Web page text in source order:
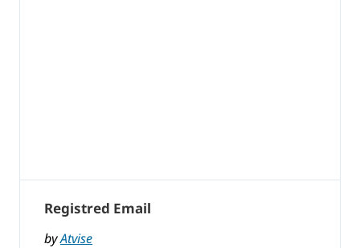
Registred Email
byAtvise